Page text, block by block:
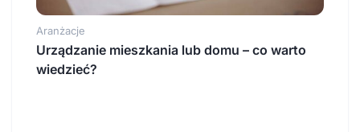
Aranżacje
Urządzanie mieszkania lub domu – co warto
wiedzieć?